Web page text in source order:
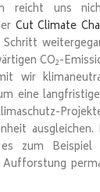
reicht uns
Cut Climate
CO2-
wir
eine
zum Beispiel
Aufforstung